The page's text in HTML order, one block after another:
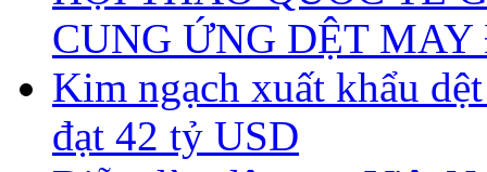
CUNG ỨNG DỆT
Kim ngạch xuất khẩu
đạt 42 tỷ USD